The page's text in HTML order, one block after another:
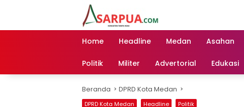
Home Headline Medan Asahan
Politik Militer Advertorial Edukasi
Beranda DPRD Kota Medan
DPRD Kota Medan Headline Politik